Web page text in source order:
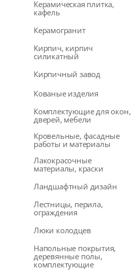
Керамическая плитка,
кафель
Керамогранит
Кирпич, кирпич
силикатный
Кирпичный завод
Кованые изделия
Комплектующие для окон,
дверей, мебели
Кровельные, фасадные
работы и материалы
Лакокрасочные
материалы, краски
Ландшафтный дизайн
Лестницы, перила,
ограждения
Люки колодцев
Напольные покрытия,
деревянные полы,
комплектующие